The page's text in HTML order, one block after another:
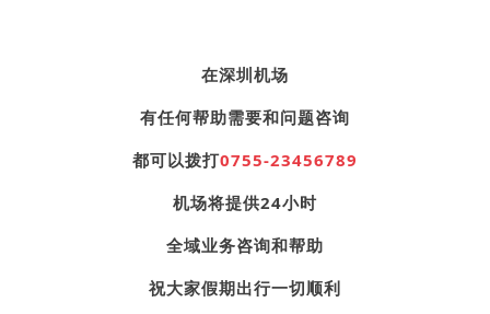
在深圳机场
有任何帮助需要和问题咨询
都可以拨打0755-23456789
机场将提供24小时
全域业务咨询和帮助
祝大家假期出行一切顺利